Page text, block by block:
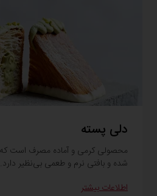
دلی پسته
محصولی کرمی و آماده مصرف است که
شده و بافتی نرم و طعمی بی‌نظیر دارد.
اطلاعات بیشتر